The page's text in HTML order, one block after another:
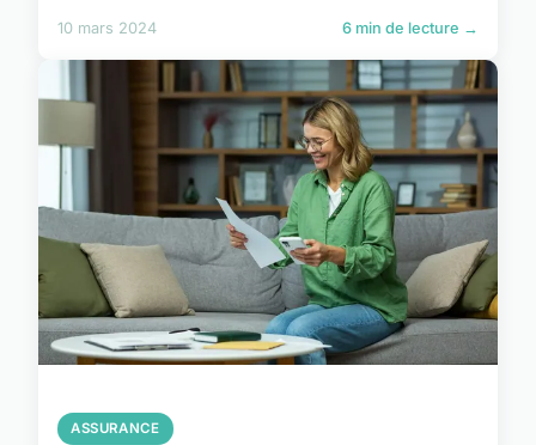
10 mars 2024 6 min de lecture →
ASSURANCE